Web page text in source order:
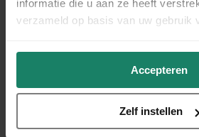
informatie die u aan ze heeft
verzameld op basis van uw gebruik
Accepteren
Zelf instellen